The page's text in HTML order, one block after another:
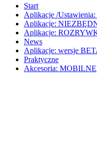
Start
Aplikacje /Ustawienia:
Aplikacje:
Aplikacje:
News
Aplikacje: wersje
Praktyczne
Akcesoria: MOBILNE